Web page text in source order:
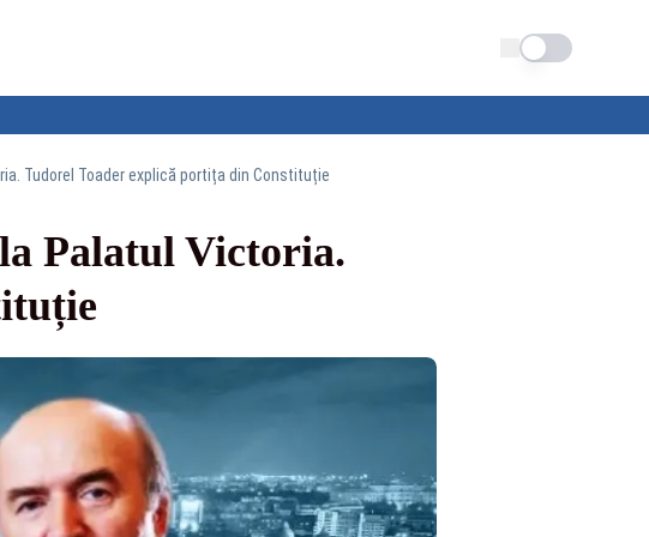
Schimba tema
Tudorel Toader explică portița din Constituție
Palatul Victoria.